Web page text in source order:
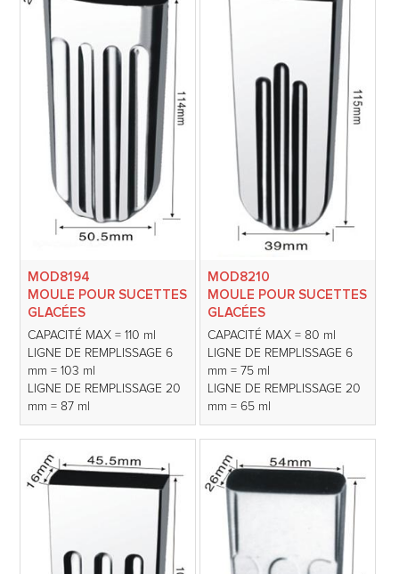
MOD8194
MOULE POUR SUCETTES
GLACÉES
CAPACITÉ MAX = 110 ml
LIGNE DE REMPLISSAGE 6
mm = 103 ml
LIGNE DE REMPLISSAGE 20
mm = 87 ml
MOD8210
MOULE POUR SUCETTES
GLACÉES
CAPACITÉ MAX = 80 ml
LIGNE DE REMPLISSAGE 6
mm = 75 ml
LIGNE DE REMPLISSAGE 20
mm = 65 ml